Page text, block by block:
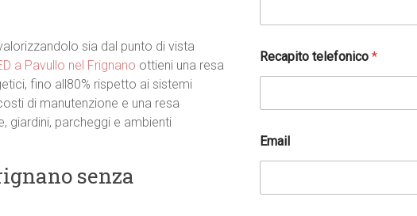
sia dal punto di vista
a Pavullo nel Frignano ottieni una resa
fino all80% rispetto ai sistemi
di manutenzione e una resa
giardini, parcheggi e ambienti
senza
Recapito telefonico*
Email